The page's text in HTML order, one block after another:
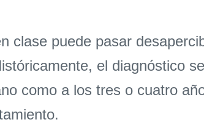
clase puede pasar
el diagnóstico
como a los tres o cuatro